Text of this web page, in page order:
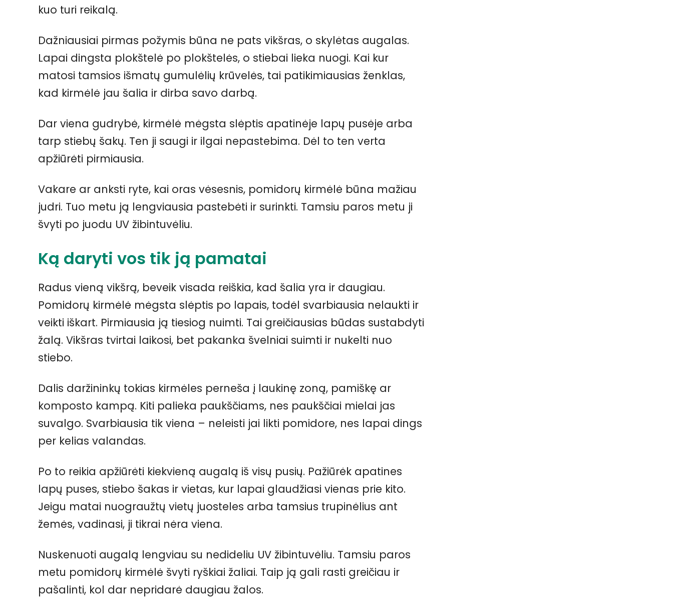
kuo turi reikalą.
Dažniausiai pirmas požymis būna ne pats vikšras, o skylėtas augalas.
Lapai dingsta plokštelė po plokštelės, o stiebai lieka nuogi. Kai kur
matosi tamsios išmatų gumulėlių krūvelės, tai patikimiausias ženklas,
kad kirmėlė jau šalia ir dirba savo darbą.
Dar viena gudrybė, kirmėlė mėgsta slėptis apatinėje lapų pusėje arba
tarp stiebų šakų. Ten ji saugi ir ilgai nepastebima. Dėl to ten verta
apžiūrėti pirmiausia.
Vakare ar anksti ryte, kai oras vėsesnis, pomidorų kirmėlė būna mažiau
judri. Tuo metu ją lengviausia pastebėti ir surinkti. Tamsiu paros metu ji
švyti po juodu UV žibintuvėliu.
Ką daryti vos tik ją pamatai
Radus vieną vikšrą, beveik visada reiškia, kad šalia yra ir daugiau.
Pomidorų kirmėlė mėgsta slėptis po lapais, todėl svarbiausia nelaukti ir
veikti iškart. Pirmiausia ją tiesiog nuimti. Tai greičiausias būdas sustabdyti
žalą. Vikšras tvirtai laikosi, bet pakanka švelniai suimti ir nukelti nuo
stiebo.
Dalis daržininkų tokias kirmėles perneša į laukinę zoną, pamiškę ar
komposto kampą. Kiti palieka paukščiams, nes paukščiai mielai jas
suvalgo. Svarbiausia tik viena – neleisti jai likti pomidore, nes lapai dings
per kelias valandas.
Po to reikia apžiūrėti kiekvieną augalą iš visų pusių. Pažiūrėk apatines
lapų puses, stiebo šakas ir vietas, kur lapai glaudžiasi vienas prie kito.
Jeigu matai nuograužtų vietų juosteles arba tamsius trupinėlius ant
žemės, vadinasi, ji tikrai nėra viena.
Nuskenuoti augalą lengviau su nedideliu UV žibintuvėliu. Tamsiu paros
metu pomidorų kirmėlė švyti ryškiai žaliai. Taip ją gali rasti greičiau ir
pašalinti, kol dar nepridarė daugiau žalos.